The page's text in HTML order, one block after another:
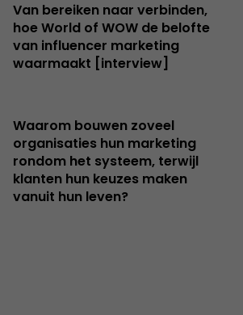
Van bereiken naar verbinden,
hoe World of WOW de belofte
van influencer marketing
waarmaakt [interview]
Waarom bouwen zoveel
organisaties hun marketing
rondom het systeem, terwijl
klanten hun keuzes maken
vanuit hun leven?